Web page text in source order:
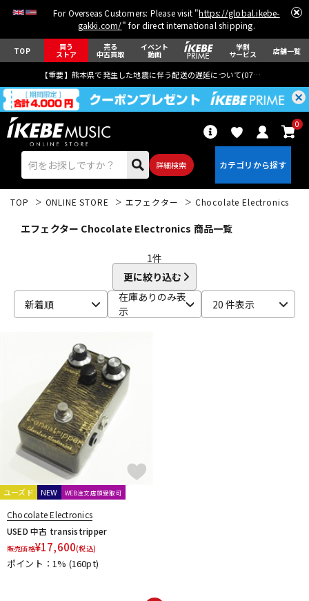
For Overseas Customers: Please visit "https://global.ikebe-
gakki.com/" for direct international shipping.
TOP 買う
ストア
売る
中古買取
イベント
動画
学割
サービス 店舗一覧
【重要】熊本県で発生した地震に伴う配送の遅延について(07月29日
詳細検索
0
ドラム
キーボード
管楽器
アンプ
TOP ONLINE STORE エフェクター Chocolate Electronics
エフェクター Chocolate Electronics 商品一覧
1件
更に絞り込む
新着順
在庫ありのみ表
示
20 件表示
ユーズド NEW WEB注文店頭受取可
Chocolate Electronics
USED 中古 transistripper
販売価格¥17,600(税込)
ポイント：1% (160pt)